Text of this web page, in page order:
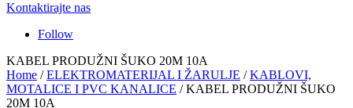
Kontaktirajte nas
Follow
KABEL PRODUŽNI ŠUKO 20M 10A
Home /ELEKTROMATERIJAL I ŽARULJE /KABLOVI,
MOTALICE I PVC KANALICE / KABEL PRODUŽNI ŠUKO
20M 10A